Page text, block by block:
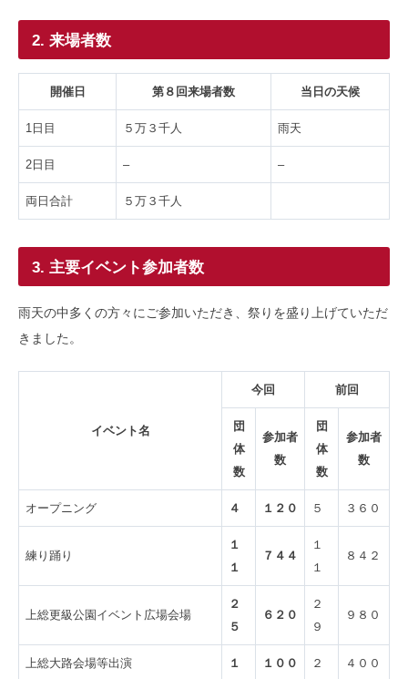
2. 来場者数
開催日 第８回来場者数 当日の天候
1日目 ５万３千人 雨天
2日目 – –
両日合計 ５万３千人
3. 主要イベント参加者数
雨天の中多くの方々にご参加いただき、祭りを盛り上げていただ
きました。
イベント名
今回 前回
団
体
数
参加者
数
団
体
数
参加者
数
オープニング ４ １２０ ５ ３６０
練り踊り
１
１
７４４
１
１
８４２
上総更級公園イベント広場会場
２
５
６２０
２
９
９８０
上総大路会場等出演 １ １００ ２ ４００